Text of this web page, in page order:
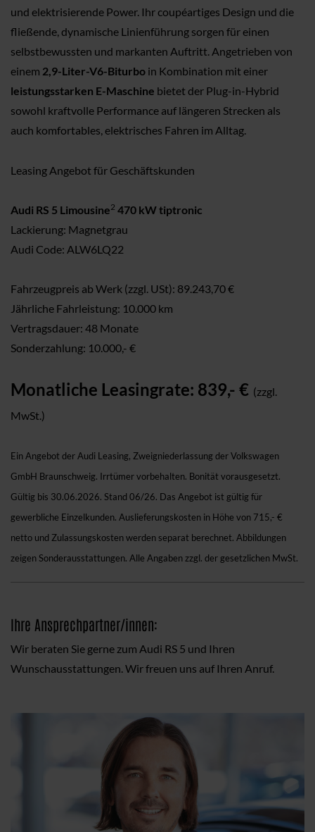
und elektrisierende Power. Ihr coupéartiges Design und die
fließende, dynamische Linienführung sorgen für einen
selbstbewussten und markanten Auftritt. Angetrieben von
einem 2,9-Liter-V6-Biturbo in Kombination mit einer
leistungsstarken E-Maschine bietet der Plug-in-Hybrid
sowohl kraftvolle Performance auf längeren Strecken als
auch komfortables, elektrisches Fahren im Alltag.
Leasing Angebot für Geschäftskunden
Audi RS 5 Limousine2 470 kW tiptronic
Lackierung: Magnetgrau
Audi Code: ALW6LQ22
Fahrzeugpreis ab Werk (zzgl. USt): 89.243,70 €
Jährliche Fahrleistung: 10.000 km
Vertragsdauer: 48 Monate
Sonderzahlung: 10.000,- €
Monatliche Leasingrate: 839,- € (zzgl.
MwSt.)
Ein Angebot der Audi Leasing, Zweigniederlassung der Volkswagen
GmbH Braunschweig. Irrtümer vorbehalten. Bonität vorausgesetzt.
Gültig bis 30.06.2026. Stand 06/26. Das Angebot ist gültig für
gewerbliche Einzelkunden. Auslieferungskosten in Höhe von 715,- €
netto und Zulassungskosten werden separat berechnet. Abbildungen
zeigen Sonderausstattungen. Alle Angaben zzgl. der gesetzlichen MwSt.
Ihre Ansprechpartner/innen:
Wir beraten Sie gerne zum Audi RS 5 und Ihren
Wunschausstattungen. Wir freuen uns auf Ihren Anruf.